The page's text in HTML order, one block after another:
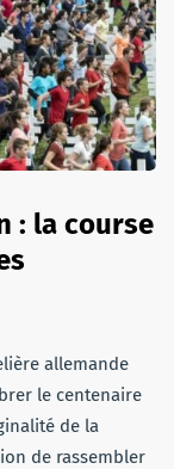
: la course
allemande
le centenaire
de la
de rassembler